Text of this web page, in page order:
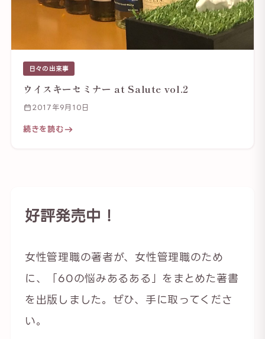
日々の出来事
ウイスキーセミナー at Salute vol.2
2017年9月10日
続きを読む
好評発売中！
女性管理職の著者が、女性管理職のため
に、「60の悩みあるある」をまとめた著書
を出版しました。ぜひ、手に取ってくださ
い。